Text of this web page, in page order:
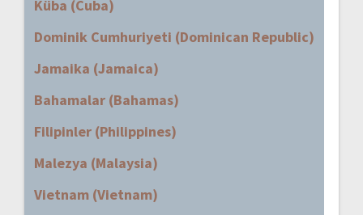
Küba (Cuba)
Dominik Cumhuriyeti (Dominican Republic)
Jamaika (Jamaica)
Bahamalar (Bahamas)
Filipinler (Philippines)
Malezya (Malaysia)
Vietnam (Vietnam)